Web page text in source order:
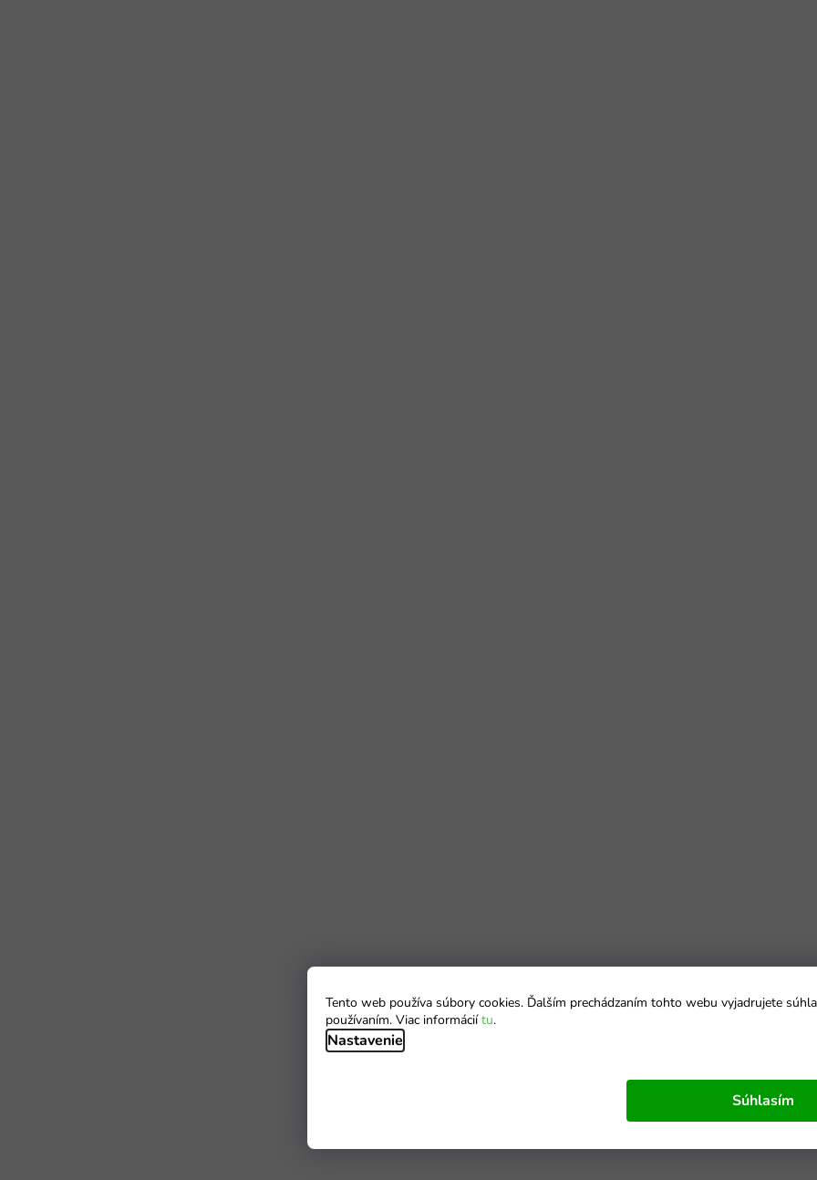
Tento web používa súbory cookies. Ďalším prechádzaním tohto webu vyjadrujete
používaním. Viac informáciítu.
Nastavenie
Súhlasím